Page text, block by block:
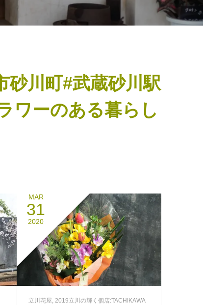
砂川町#武蔵砂川駅
ワーのある暮らし
MAR
31
2020
立川花屋, 2019立川の輝く個店:TACHIKAWA